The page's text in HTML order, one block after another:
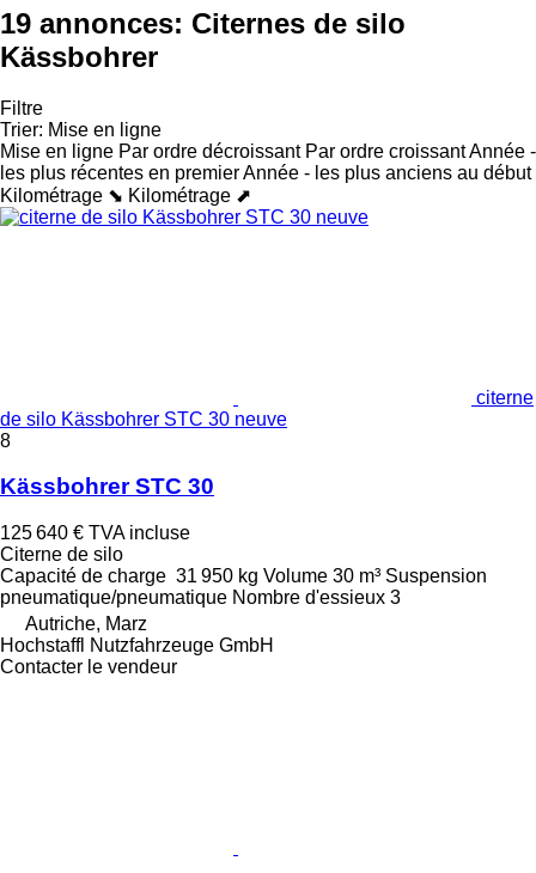
19 annonces: Citernes de silo
Kässbohrer
Filtre
Trier: Mise en ligne
Mise en ligne Par ordre décroissant Par ordre croissantAnnée -
les plus récentes en premierAnnée - les plus anciens au début
Kilométrage ⬊ Kilométrage ⬈
citerne
de silo Kässbohrer STC 30 neuve
8
Kässbohrer STC 30
125 640 € TVA incluse
Citerne de silo
Capacité de charge 31 950 kg Volume 30 m³ Suspension
pneumatique/pneumatique Nombre d'essieux 3
Autriche, Marz
Hochstaffl Nutzfahrzeuge GmbH
Contacter le vendeur